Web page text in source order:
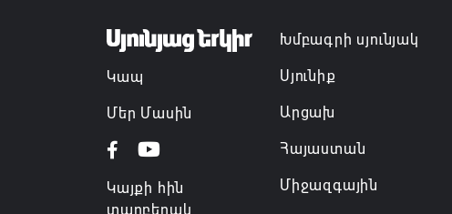
Կապ
Մեր Մասին
Կայքի հին
տարբերակ
Խմբագրի սյունյակ
Սյունիք
Արցախ
Հայաստան
Միջազգային